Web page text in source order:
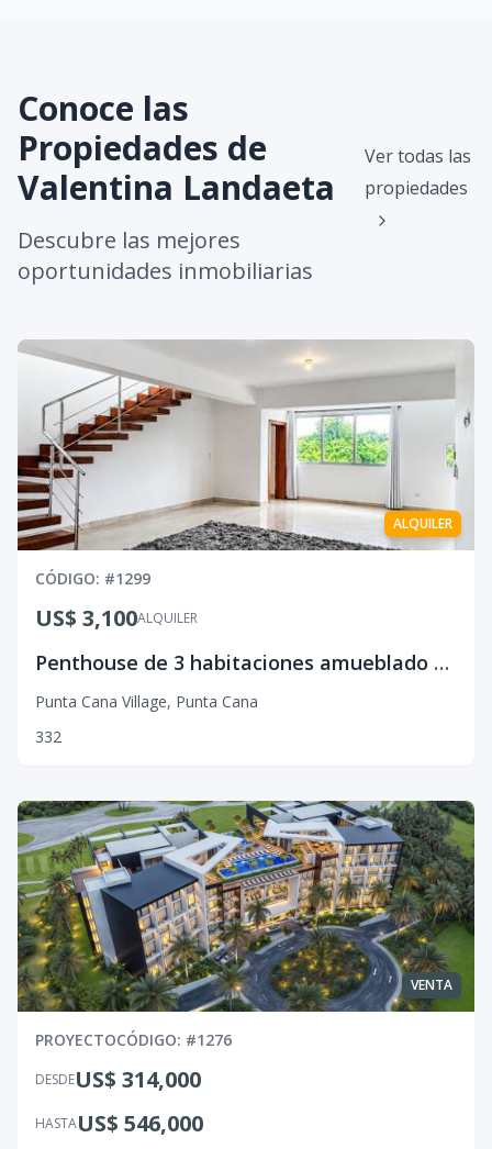
Conoce las
Propiedades de
Valentina Landaeta
Descubre las mejores
oportunidades inmobiliarias
Ver todas las
propiedades
ALQUILER
CÓDIGO: #1299
ALQUILER
US$ 3,100
Penthouse de 3 habitaciones amueblado en Puntacana Village
Punta Cana Village, Punta Cana
332
VENTA
PROYECTOCÓDIGO: #1276
DESDEUS$ 314,000
HASTAUS$ 546,000